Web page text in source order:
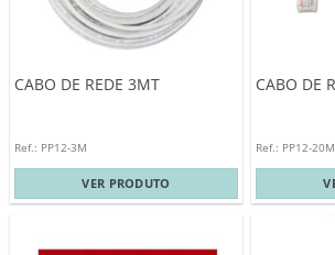
CABO DE REDE 3MT
Ref.: PP12-3M
VER PRODUTO
CABO DE
Ref.: PP12-20M